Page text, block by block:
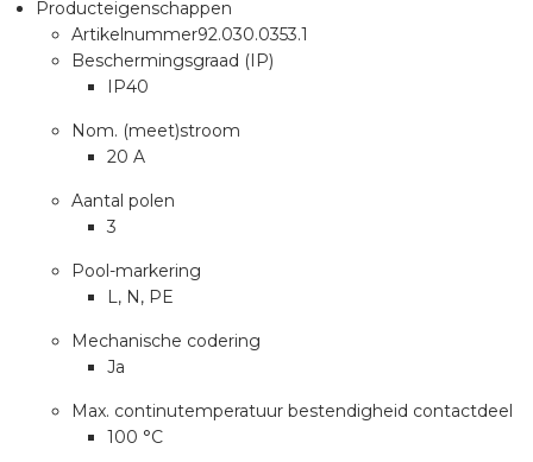
Producteigenschappen
Artikelnummer92.030.0353.1
Beschermingsgraad (IP)
IP40
Nom. (meet)stroom
20 A
Aantal polen
3
Pool-markering
L, N, PE
Mechanische codering
Ja
Max. continutemperatuur bestendigheid contactdeel
100 °C
Academy
waarde